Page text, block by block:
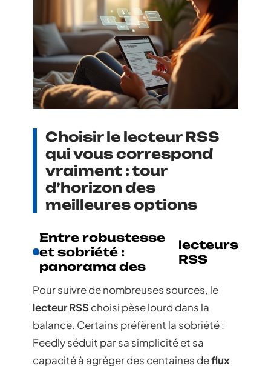
Choisir le lecteur RSS
qui vous correspond
vraiment : tour
d’horizon des
meilleures options
Entre robustesse
et sobriété :
panorama des
lecteurs
RSS
Pour suivre de nombreuses sources, le
lecteur RSSchoisi pèse lourd dans la
balance. Certains préfèrent la sobriété :
Feedly séduit par sa simplicité et sa
capacité à agréger des centaines deflux